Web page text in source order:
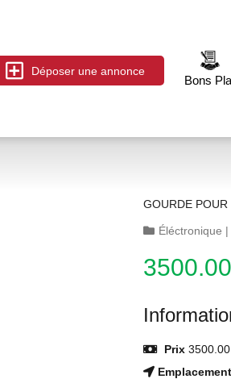
Déposer une annonce
Bons
GOURDE POUR
Éléctronique |
3500.00
Prix 3500.00
Emplacement